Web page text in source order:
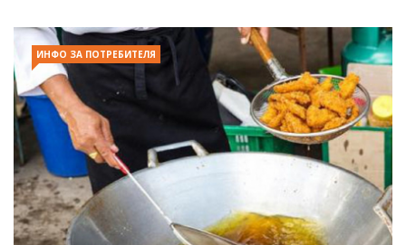
ИНФО ЗА ПОТРЕБИТЕЛЯ